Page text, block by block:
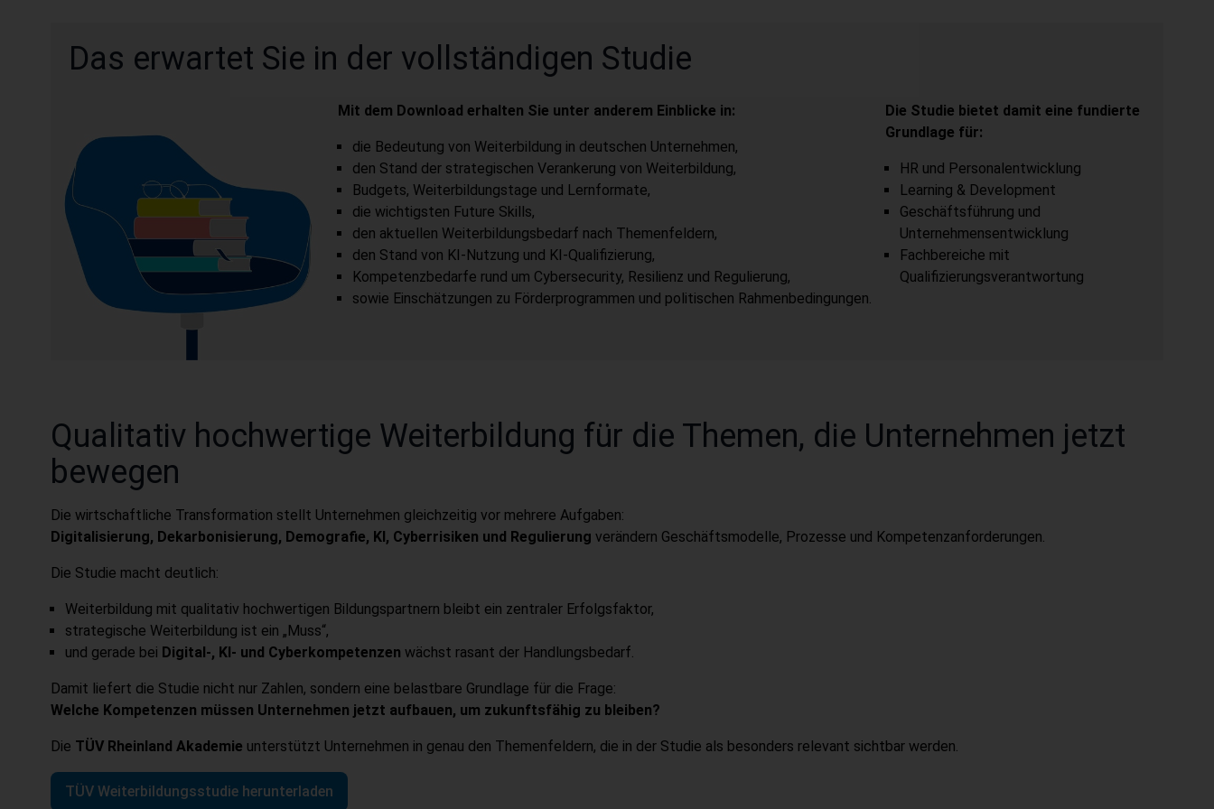
Das erwartet Sie in der vollständigen Studie
Mit dem Download erhalten Sie unter anderem Einblicke in:
die Bedeutung von Weiterbildung in deutschen Unternehmen,
den Stand der strategischen Verankerung von Weiterbildung,
Budgets, Weiterbildungstage und Lernformate,
die wichtigsten Future Skills,
den aktuellen Weiterbildungsbedarf nach Themenfeldern,
den Stand von KI-Nutzung und KI-Qualifizierung,
Kompetenzbedarfe rund um Cybersecurity, Resilienz und Regulierung,
sowie Einschätzungen zu Förderprogrammen und politischen Rahmenbedingungen.
Die Studie bietet damit eine fundierte
Grundlage für:
HR und Personalentwicklung
Learning & Development
Geschäftsführung und
Unternehmensentwicklung
Fachbereiche mit
Qualifizierungsverantwortung
Qualitativ hochwertige Weiterbildung für die Themen, die Unternehmen jetzt
bewegen
Die wirtschaftliche Transformation stellt Unternehmen gleichzeitig vor mehrere Aufgaben:
Digitalisierung, Dekarbonisierung, Demografie, KI, Cyberrisiken und Regulierung verändern Geschäftsmodelle, Prozesse und Kompetenzanforderungen.
Die Studie macht deutlich:
Weiterbildung mit qualitativ hochwertigen Bildungspartnern bleibt ein zentraler Erfolgsfaktor,
strategische Weiterbildung ist ein „Muss“,
und gerade bei Digital-, KI- und Cyberkompetenzen wächst rasant der Handlungsbedarf.
Damit liefert die Studie nicht nur Zahlen, sondern eine belastbare Grundlage für die Frage:
Welche Kompetenzen müssen Unternehmen jetzt aufbauen, um zukunftsfähig zu bleiben?
Die TÜV Rheinland Akademie unterstützt Unternehmen in genau den Themenfeldern, die in der Studie als besonders relevant sichtbar werden.
TÜV Weiterbildungsstudie herunterladen